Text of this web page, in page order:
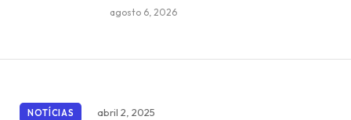
agosto 6, 2026
NOTÍCIAS abril 2, 2025